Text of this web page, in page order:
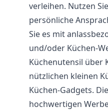
verleihen. Nutzen
persönliche
Sie es mit
und/oder Küchen-
Küchenutensil über
nützlichen kleinen
Küchen-Gadgets.
hochwertigen